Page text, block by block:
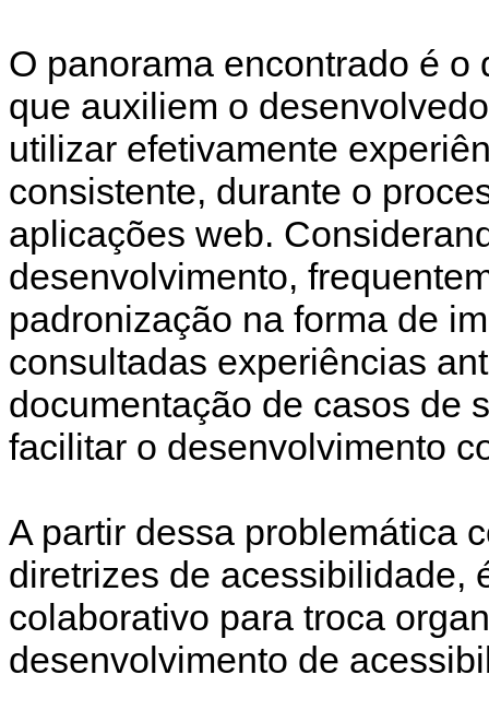
O panorama encontrado é
que auxiliem o
utilizar efetivamente
consistente, durante o
aplicações web.
desenvolvimento,
padronização na forma de
consultadas experiências
documentação de casos de
facilitar o desenvolvimento
A partir dessa problemática
diretrizes de acessibilidade,
colaborativo para troca
desenvolvimento de